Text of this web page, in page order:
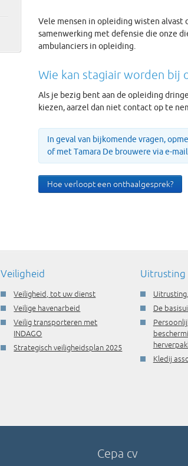
Vele mensen in opleiding wisten alvast
samenwerking met defensie die onze
ambulanciers in opleiding.
Wie kan stagiair worden bij
Als je bezig bent aan de opleiding
kiezen, aarzel dan niet contact op te
In geval van bijkomende vragen,
of met Tamara De brouwere via e-
Hoe verloopt een onthaalgesprek?
Veiligheid
Veiligheid, tot uw dienst
Veilige havenarbeid
Veilig transporteren met
INDAGO
Strategisch veiligheidsplan 2025
Uitrusting
De
Kledij
Cepa cv